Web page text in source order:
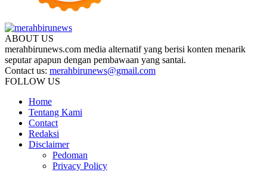
ABOUT US
merahbirunews.com media alternatif yang berisi konten menarik
seputar apapun dengan pembawaan yang santai.
Contact us: merahbirunews@gmail.com
FOLLOW US
Home
Tentang Kami
Contact
Redaksi
Disclaimer
Pedoman
Privacy Policy